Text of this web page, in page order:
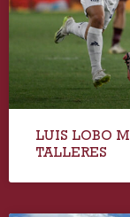
LUIS LOBO
TALLERES